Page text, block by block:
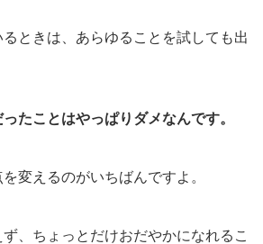
ときは、あらゆることを試しても出
たことはやっぱりダメなんです。
変えるのがいちばんですよ。
、ちょっとだけおだやかになれるこ